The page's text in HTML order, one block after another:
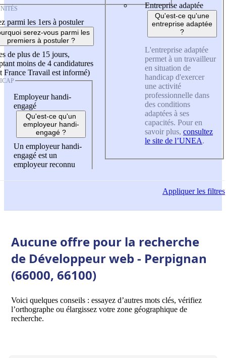
parmi les 1ers à postuler
serez-vous parmi les
premiers à postuler ?
de plus de 15 jours,
moins de 4 candidatures
France Travail est informé)
Employeur handi-
engagé
Qu'est-ce qu'un
employeur handi-
engagé ?
Un employeur handi-
engagé est un
employeur reconnu
Entreprise adaptée
Qu'est-ce qu'une
entreprise adaptée
?
L'entreprise adaptée
permet à un travailleur
en situation de
handicap d'exercer
une activité
professionnelle dans
des conditions
adaptées à ses
capacités. Pour en
savoir plus, consultez
le site de l’UNEA.
Appliquerles filtres
Aucune offre pour la recherche
de Développeur web - Perpignan
(66000, 66100)
Voici quelques conseils : essayez d’autres mots clés, vérifiez
l’orthographe ou élargissez votre zone géographique de
recherche.